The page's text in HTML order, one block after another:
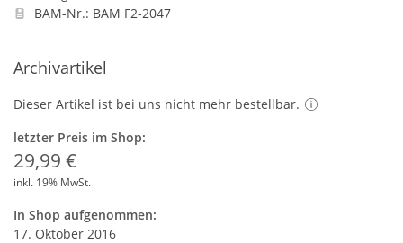
BAM-Nr.: BAM F2-2047
Archivartikel
Dieser Artikel ist bei uns nicht mehr bestellbar.
letzter Preis im Shop:
29,99 €
inkl. 19% MwSt.
In Shop aufgenommen:
17. Oktober 2016